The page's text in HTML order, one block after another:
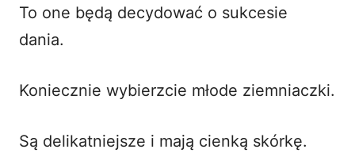
To one będą decydować o sukcesie
dania.
Koniecznie wybierzcie młode ziemniaczki.
Są delikatniejsze i mają cienką skórkę.